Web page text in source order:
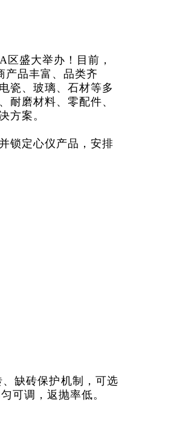
区盛大举办！目前，
产品丰富、品类齐
瓷、玻璃、石材等多
耐磨材料、零配件、
方案。
锁定心仪产品，安排
缺砖保护机制，可选
可调，返抛率低。